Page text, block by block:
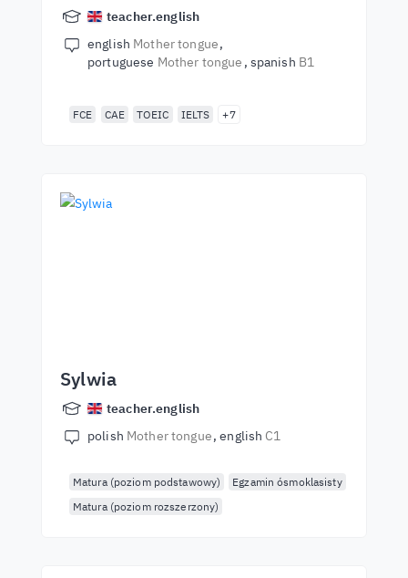
teacher.english
english Mother tongue
portuguese Mother tongue spanish B1
FCE CAE TOEIC IELTS +7
Sylwia
teacher.english
polish Mother tongue english C1
Matura (poziom podstawowy)
Egzamin ósmoklasisty
Matura (poziom rozszerzony)